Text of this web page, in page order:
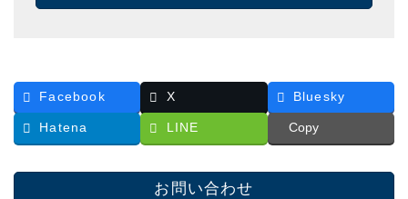
Facebook X Bluesky
Hatena LINE Copy
お問い合わせ